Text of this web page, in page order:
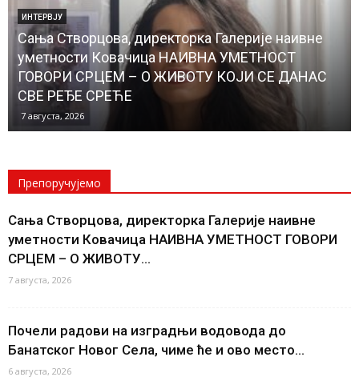
ЛОКАЛНА САМОУПРАВА
Почели радови на изградњи водовода до
Банатског Новог Села, чиме ће и ово место бити
прикључено на градску водоводну мрежу
КОНАЧНО ЋЕ НОВОСЕЉАНИ ИМАТИ...
6 августа, 2026
Препоручујемо
Сања Створцова, директорка Галерије наивне
уметности Ковачица НАИВНА УМЕТНОСТ ГОВОРИ
СРЦЕМ – О ЖИВОТУ...
7 августа, 2026
Почели радови на изградњи водовода до
Банатског Новог Села, чиме ће и ово место...
6 августа, 2026